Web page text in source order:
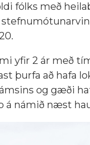
fólks með
yfir 2 ár með
þurfa að hafa
og gæði
námið næst